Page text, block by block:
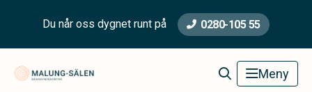
Du når oss dygnet runt på 0280-105 55
Malung-Sälen Begravningsbyrå Meny